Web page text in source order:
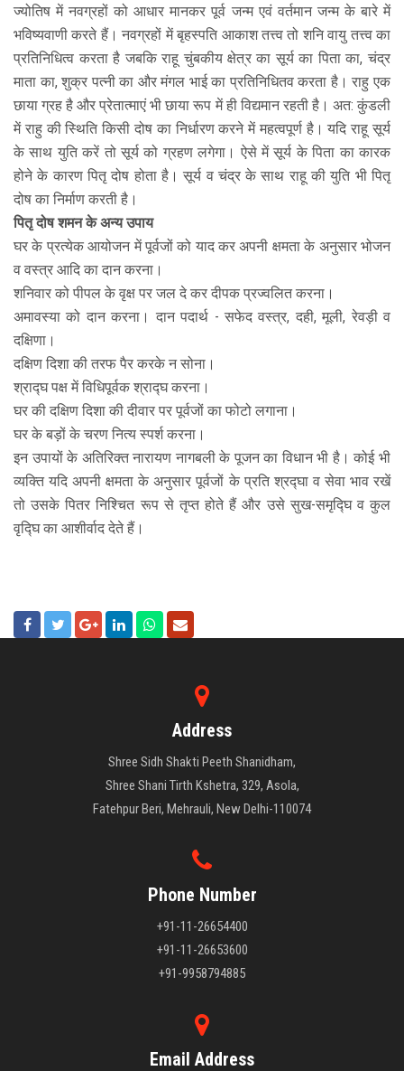
ज्योतिष में नवग्रहों को आधार मानकर पूर्व जन्म एवं वर्तमान जन्म के बारे में
भविष्यवाणी करते हैं। नवग्रहों में बृहस्पति आकाश तत्त्व तो शनि वायु तत्त्व का
प्रतिनिधित्व करता है जबकि राहू चुंबकीय क्षेत्र का सूर्य का पिता का, चंद्र
माता का, शुक्र पत्नी का और मंगल भाई का प्रतिनिधितव करता है। राहु एक
छाया ग्रह है और प्रेतात्माएं भी छाया रूप में ही विद्यमान रहती है। अत: कुंडली
में राहु की स्थिति किसी दोष का निर्धारण करने में महत्वपूर्ण है। यदि राहू सूर्य
के साथ युति करें तो सूर्य को ग्रहण लगेगा। ऐसे में सूर्य के पिता का कारक
होने के कारण पितृ दोष होता है। सूर्य व चंद्र के साथ राहू की युति भी पितृ
दोष का निर्माण करती है।
पितृ दोष शमन के अन्य उपाय
घर के प्रत्येक आयोजन में पूर्वजों को याद कर अपनी क्षमता के अनुसार भोजन
व वस्त्र आदि का दान करना।
शनिवार को पीपल के वृक्ष पर जल दे कर दीपक प्रज्वलित करना।
अमावस्या को दान करना। दान पदार्थ - सफेद वस्त्र, दही, मूली, रेवड़ी व
दक्षिणा।
दक्षिण दिशा की तरफ पैर करके न सोना।
श्राद्घ पक्ष में विधिपूर्वक श्राद्घ करना।
घर की दक्षिण दिशा की दीवार पर पूर्वजों का फोटो लगाना।
घर के बड़ों के चरण नित्य स्पर्श करना।
इन उपायों के अतिरिक्त नारायण नागबली के पूजन का विधान भी है। कोई भी
व्यक्ति यदि अपनी क्षमता के अनुसार पूर्वजों के प्रति श्रद्घा व सेवा भाव रखें
तो उसके पितर निश्चित रूप से तृप्त होते हैं और उसे सुख-समृद्घि व कुल
वृद्घि का आशीर्वाद देते हैं।
Address
Shree Sidh Shakti Peeth Shanidham,
Shree Shani Tirth Kshetra, 329, Asola,
Fatehpur Beri, Mehrauli, New Delhi-110074
Phone Number
+91-11-26654400
+91-11-26653600
+91-9958794885
Email Address